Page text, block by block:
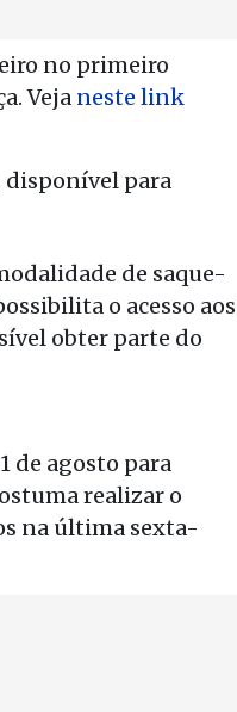
no primeiro
Veja neste link
disponível para
de saque-
o acesso aos
obter parte do
de agosto para
realizar o
na última sexta-